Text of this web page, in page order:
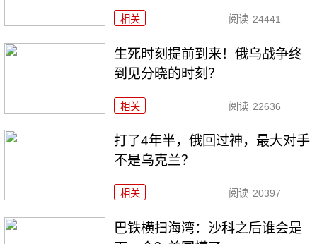
相关 阅读 24441
生死时刻提前到来！俄乌战争终
到见分晓的时刻？
相关 阅读 22636
打了4年半，俄回过神，最大对手
不是乌克兰？
相关 阅读 20397
巴铁横扫海湾：沙科之后谁会是